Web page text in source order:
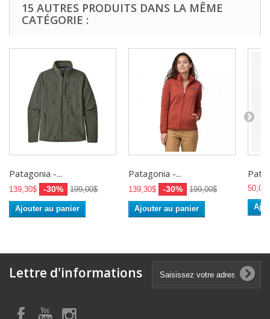
15 AUTRES PRODUITS DANS LA MÊME
CATÉGORIE :
Patagonia -...
139,30$ -30% 199,00$
Ajouter au panier
Patagonia -...
139,30$ -30% 199,00$
Ajouter au panier
Lettre d'informations